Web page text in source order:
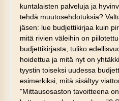
kuntalaisten palveluja ja
tehdä muutosehdotuksia?
jäsen: lue budjettikirjaa kuin
mitä rivien väleihin on
budjettikirjasta, tuliko
hoidettua ja mitä nyt on
tyystin toiseksi uudessa
esimerkiksi, mitä sisältyy
”Mittausosaston tavoitteena